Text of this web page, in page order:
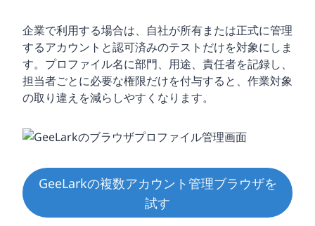
企業で利用する場合は、自社が所有または正式に管理
するアカウントと認可済みのテストだけを対象にしま
す。プロファイル名に部門、用途、責任者を記録し、
担当者ごとに必要な権限だけを付与すると、作業対象
の取り違えを減らしやすくなります。
GeeLarkの複数アカウント管理ブラウザを
試す